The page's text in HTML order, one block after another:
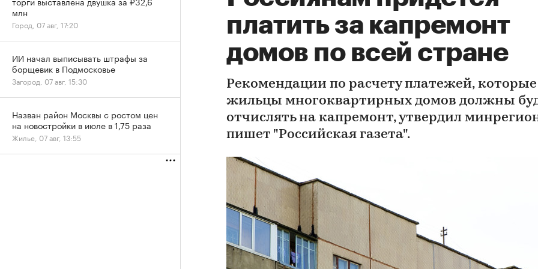
платить за капремонт
домов по всей стране
Рекомендации по расчету платежей, которые
жильцы многоквартирных домов должны
отчислять на капремонт, утвердил
пишет "Российская газета".
млн
Город, 07 авг, 17:20
ИИ начал выписывать штрафы за
борщевик в Подмосковье
Загород, 07 авг, 15:30
Назван район Москвы с ростом цен
на новостройки в июле в 1,75 раза
Жилье, 07 авг, 13:55